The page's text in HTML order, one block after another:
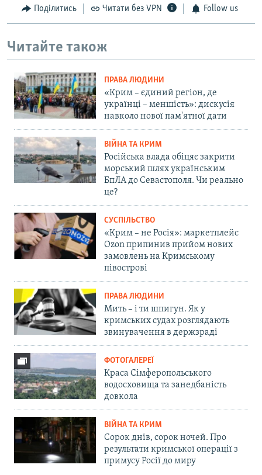
Поділитись Читати без VPN Follow us
Читайте також
ПРАВА ЛЮДИНИ
«Крим – єдиний регіон, де
українці – меншість»: дискусія
навколо нової пам'ятної дати
ВІЙНА ТА КРИМ
Російська влада обіцяє закрити
морський шлях українським
БпЛА до Севастополя. Чи реально
це?
СУСПІЛЬСТВО
«Крим – не Росія»: маркетплейс
Ozon припинив прийом нових
замовлень на Кримському
півострові
ПРАВА ЛЮДИНИ
Мить – і ти шпигун. Як у
кримських судах розглядають
звинувачення в держзраді
ФОТОГАЛЕРЕЇ
Краса Сімферопольського
водосховища та занедбаність
довкола
ВІЙНА ТА КРИМ
Сорок днів, сорок ночей. Про
результати кримської операції з
примусу Росії до миру